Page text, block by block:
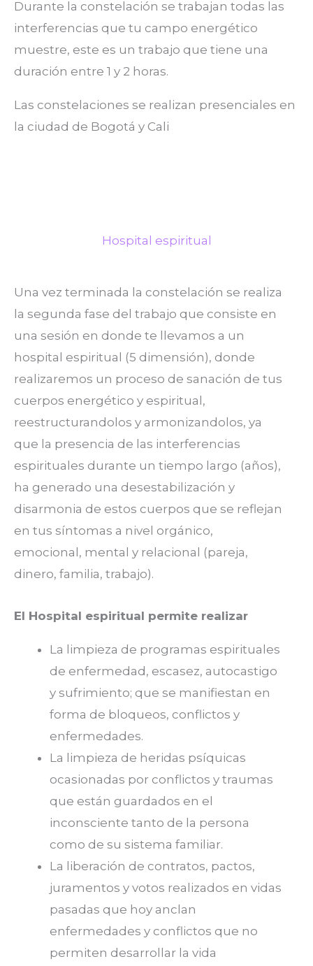
Durante la constelación se trabajan todas las
interferencias que tu campo energético
muestre, este es un trabajo que tiene una
duración entre 1 y 2 horas.
Las constelaciones se realizan presenciales en
la ciudad de Bogotá y Cali
Hospital espiritual
Una vez terminada la constelación se realiza
la segunda fase del trabajo que consiste en
una sesión en donde te llevamos a un
hospital espiritual (5 dimensión), donde
realizaremos un proceso de sanación de tus
cuerpos energético y espiritual,
reestructurandolos y armonizandolos, ya
que la presencia de las interferencias
espirituales durante un tiempo largo (años),
ha generado una desestabilización y
disarmonia de estos cuerpos que se reflejan
en tus síntomas a nivel orgánico,
emocional, mental y relacional (pareja,
dinero, familia, trabajo).
El Hospital espiritual permite realizar
La limpieza de programas espirituales
de enfermedad, escasez, autocastigo
y sufrimiento; que se manifiestan en
forma de bloqueos, conflictos y
enfermedades.
La limpieza de heridas psíquicas
ocasionadas por conflictos y traumas
que están guardados en el
inconsciente tanto de la persona
como de su sistema familiar.
La liberación de contratos, pactos,
juramentos y votos realizados en vidas
pasadas que hoy anclan
enfermedades y conflictos que no
permiten desarrollar la vida